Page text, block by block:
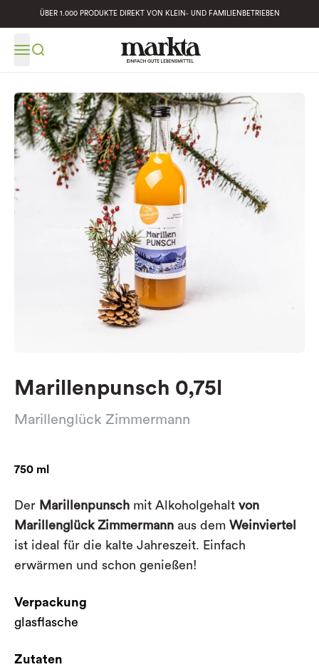
ÜBER 1.000 PRODUKTE DIREKT VON KLEIN- UND FAMILIENBETRIEBEN
Marillenpunsch 0,75l
Marillenglück Zimmermann
750 ml
Der Marillenpunsch mit Alkoholgehalt von
Marillenglück Zimmermann aus dem Weinviertel
ist ideal für die kalte Jahreszeit. Einfach
erwärmen und schon genießen!
Verpackung
glasflasche
Zutaten